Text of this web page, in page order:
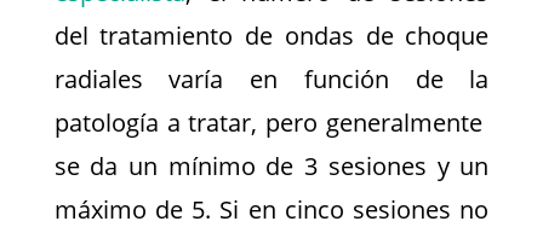
del tratamiento de ondas de choque
radiales varía en función de la
patología a tratar, pero generalmente
se da un mínimo de 3 sesiones y un
máximo de 5. Si en cinco sesiones no